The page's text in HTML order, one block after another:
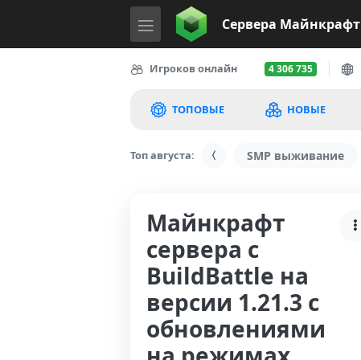
Сервера Майнкрафт
Игроков онлайн 4 306 735
ТОПОВЫЕ НОВЫЕ
Топ августа: SMP выживание
Майнкрафт
сервера с
BuildBattle на
версии 1.21.3 с
обновлениями